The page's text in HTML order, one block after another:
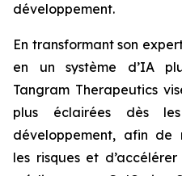
développement.
En transformant son
en un système d’IA
Tangram Therapeutics
plus éclairées dès
développement, afin de
les risques et